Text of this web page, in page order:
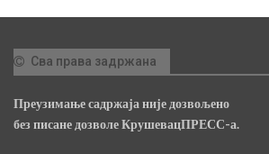
Сва права задржана
Преузимање садржаја није дозвољено
без писане дозволе КрушевацПРЕСС-а.